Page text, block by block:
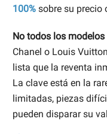
100% sobre su precio
No todos los
Chanel o Louis
lista que la reventa
La clave está en la
limitadas, piezas
pueden disparar su